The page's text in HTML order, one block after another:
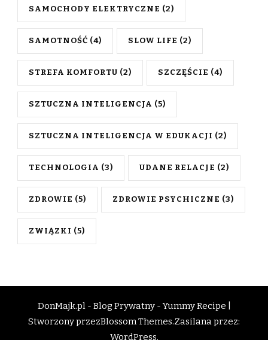
SAMOCHODY ELEKTRYCZNE (2)
SAMOTNOŚĆ (4) SLOW LIFE (2)
STREFA KOMFORTU (2) SZCZĘŚCIE (4)
SZTUCZNA INTELIGENCJA (5)
SZTUCZNA INTELIGENCJA W EDUKACJI (2)
TECHNOLOGIA (3) UDANE RELACJE (2)
ZDROWIE (5) ZDROWIE PSYCHICZNE (3)
ZWIĄZKI (5)
DonMajk.pl - Blog Prywatny -Yummy Recipe |
Stworzony przezBlossom Themes.Zasilana przez:
WordPress.